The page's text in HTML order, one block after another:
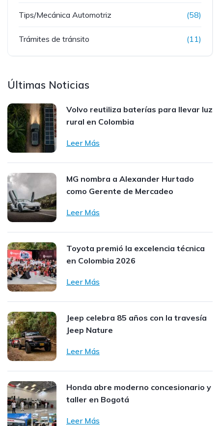
Tips/Mecánica Automotriz (58)
Trámites de tránsito (11)
Últimas Noticias
Volvo reutiliza baterías para llevar luz
rural en Colombia
Leer Más
MG nombra a Alexander Hurtado
como Gerente de Mercadeo
Leer Más
Toyota premió la excelencia técnica
en Colombia 2026
Leer Más
Jeep celebra 85 años con la travesía
Jeep Nature
Leer Más
Honda abre moderno concesionario y
taller en Bogotá
Leer Más